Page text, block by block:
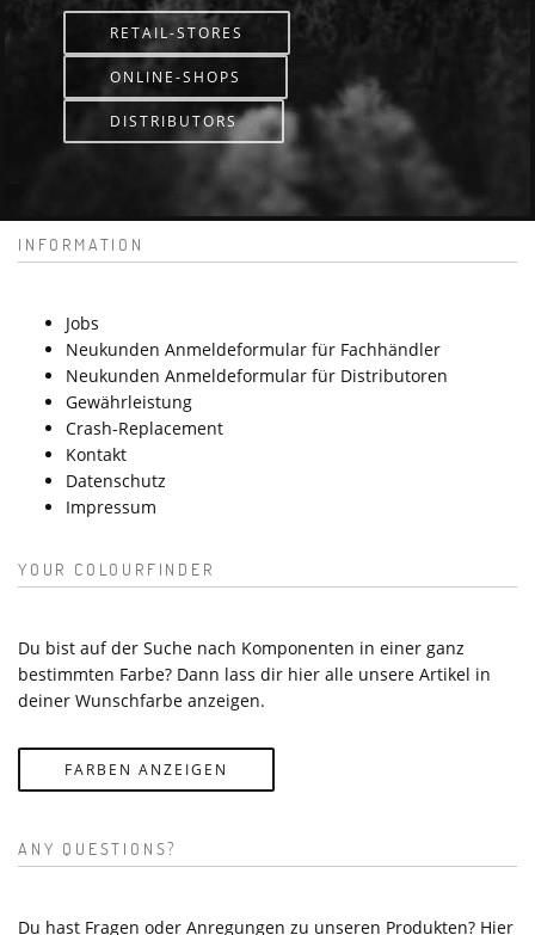
RETAIL-STORES
ONLINE-SHOPS
DISTRIBUTORS
INFORMATION
Jobs
Neukunden Anmeldeformular für Fachhändler
Neukunden Anmeldeformular für Distributoren
Gewährleistung
Crash-Replacement
Kontakt
Datenschutz
Impressum
YOUR COLOURFINDER
Du bist auf der Suche nach Komponenten in einer ganz
bestimmten Farbe? Dann lass dir hier alle unsere Artikel in
deiner Wunschfarbe anzeigen.
FARBEN ANZEIGEN
ANY QUESTIONS?
Du hast Fragen oder Anregungen zu unseren Produkten? Hier